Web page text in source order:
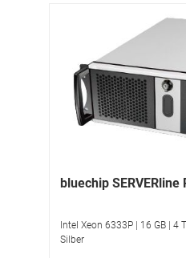
bluechip SERVERline
Intel Xeon 6333P | 16 GB | 4
Silber